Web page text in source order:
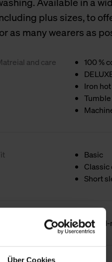
Über Cookies
plus sizes, to
as many wearers as
and care
100 %
Iron hot
Basic
Classic
Short
Product details